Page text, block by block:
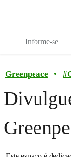
Informe-se
Greenpeace • #